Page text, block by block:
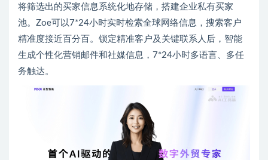
将筛选出的买家信息系统化地存储，搭建企业私有买家
池。Zoe可以7*24小时实时检索全球网络信息，搜索客户
精准度接近百分百。锁定精准客户及关键联系人后，智能
生成个性化营销邮件和社媒信息，7*24小时多语言、多任
务触达。